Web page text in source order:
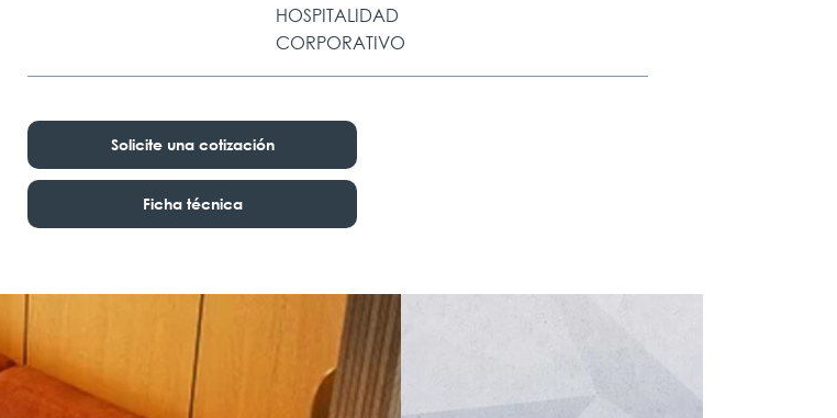
HOSPITALIDAD
CORPORATIVO
Solicite una cotización
Ficha técnica